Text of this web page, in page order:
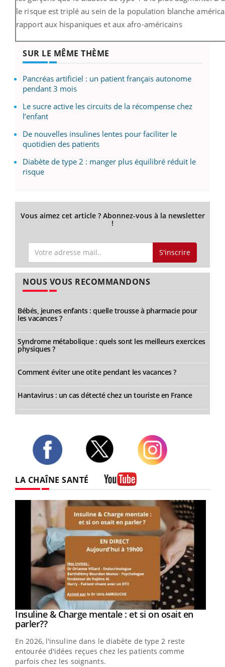
le risque est triplé au sein de la population blanche
rapport aux hispaniques et aux afro-américains
SUR LE MÊME THÈME
Pancréas artificiel : un patient français autonome
pendant 3 mois
Le sucre active les circuits de la récompense chez
l’enfant
De nouvelles insulines lentes pour faciliter le
quotidien des patients
Diabète de type 2 : manger plus équilibré réduit le
risque
Vous aimez cet article ? Abonnez-vous à la newsletter
!
S'inscrire
NOUS VOUS RECOMMANDONS
Bébés, jeunes enfants : quelle trousse à pharmacie pour
les vacances ?
Syndrome métabolique : quels sont les meilleurs exercices
physiques ?
Comment éviter une otite pendant les vacances ?
Hantavirus : un cas détecté chez un touriste en France
LA CHAÎNE SANTÉ
Youtube
Insuline & Charge mentale : et si on osait en
parler??Youtube
En 2026, l'insuline dans le diabète de type 2 reste
entourée d'idées reçues chez les patients comme
parfois chez les soignants.